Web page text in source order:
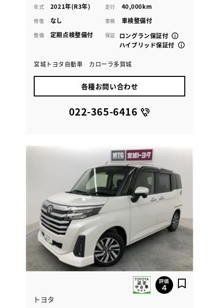
年式 2021年(R3年) 走行 40,000km
修復 なし 車検 車検整備付
整備 定期点検整備付 保証
ロングラン保証付
ハイブリッド保証付
宮城トヨタ自動車 カローラ多賀城
各種お問い合わせ
022-365-6416
トヨタ